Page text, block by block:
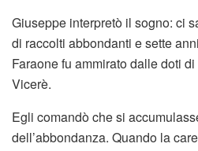
Giuseppe interpretò il sogno: ci
di raccolti abbondanti e sette
Faraone fu ammirato dalle doti
Vicerè.
Egli comandò che si
dell’abbondanza. Quando la